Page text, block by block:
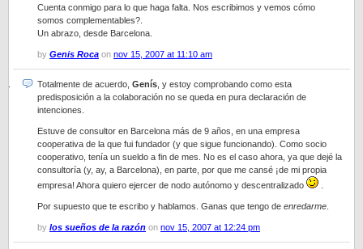
Cuenta conmigo para lo que haga falta. Nos escribimos y vemos cómo
somos complementables?.
Un abrazo, desde Barcelona.
by Genis Roca on nov 15, 2007 at 11:10 am
Totalmente de acuerdo, Genís , y estoy comprobando como esta
predisposición a la colaboración no se queda en pura declaración de
intenciones.
Estuve de consultor en Barcelona más de 9 años, en una empresa
cooperativa de la que fui fundador (y que sigue funcionando). Como socio
cooperativo, tenía un sueldo a fin de mes. No es el caso ahora, ya que dejé la
consultoría (y, ay, a Barcelona), en parte, por que me cansé ¡de mi propia
empresa! Ahora quiero ejercer de nodo autónomo y descentralizado
Por supuesto que te escribo y hablamos. Ganas que tengo de enredarme
by los sueños de la razón on nov 15, 2007 at 12:24 pm